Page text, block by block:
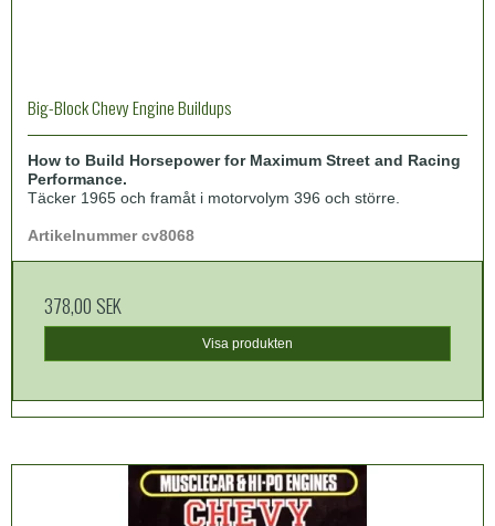
Big-Block Chevy Engine Buildups
How to Build Horsepower for Maximum Street and Racing
Performance.
Täcker 1965 och framåt i motorvolym 396 och större.
Artikelnummer cv8068
378,00 SEK
Visa produkten